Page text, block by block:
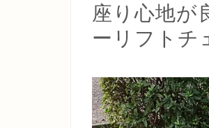
座り心地が
ーリフトチ